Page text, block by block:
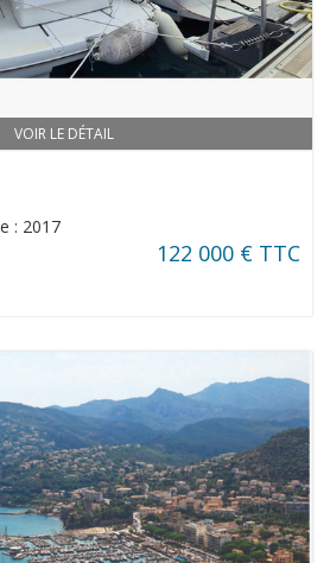
VOIR LE DÉTAIL
: 2017
122 000 € TTC